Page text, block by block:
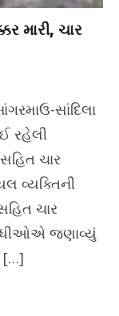
મારી, ચાર
સાંદિલા
રહેલી
ચાર
વ્યક્તિની
ચાર
જણાવ્યું
[…]